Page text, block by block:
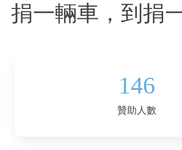
捐一輛車，到捐
146
贊助人數